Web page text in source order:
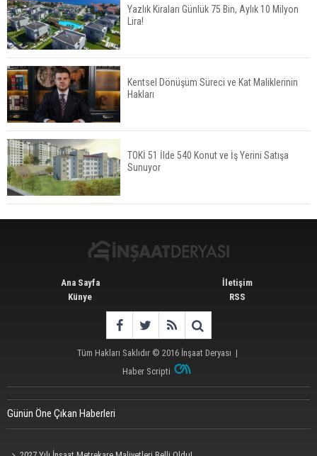
Tercih Döneminde Barınma Telaşı Başladı
Aileden Miras Kalan Ev Nasıl Satılır?
İstanbul'da 15 Bin Kiralık Sosyal Konut Eylülde
Kiraya Verilecek
Yazlık Kiraları Günlük 75 Bin, Aylık 10 Milyon
Lira!
Kentsel Dönüşüm Süreci ve Kat Maliklerinin
Hakları
TOKİ 51 İlde 540 Konut ve İş Yerini Satışa
Sunuyor
Ana Sayfa
Künye
İletişim
RSS
Tüm Hakları Saklıdır © 2016 İnşaat Deryası |
Haber Scripti
Günün Öne Çıkan Haberleri